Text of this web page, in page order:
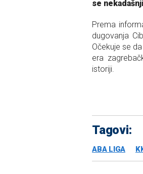
se
Prema
dugovanja
Očekuje se
era
istoriji.
Tagovi:
ABA LIGA